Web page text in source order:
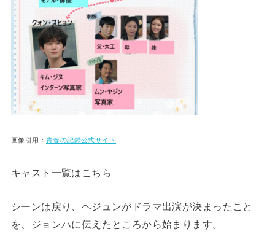
画像引用： 青春の記録公式サイト
キャスト一覧はこちら
シーンは戻り、ヘジュンがドラマ出演が決まったこと
を、ジョンハに伝えたところから始まります。